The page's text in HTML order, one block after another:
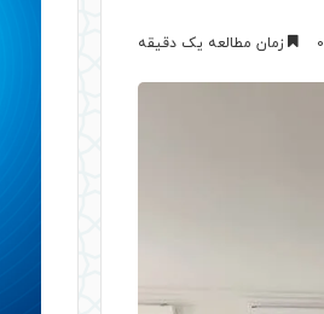
0 زمان مطالعه یک دقیقه